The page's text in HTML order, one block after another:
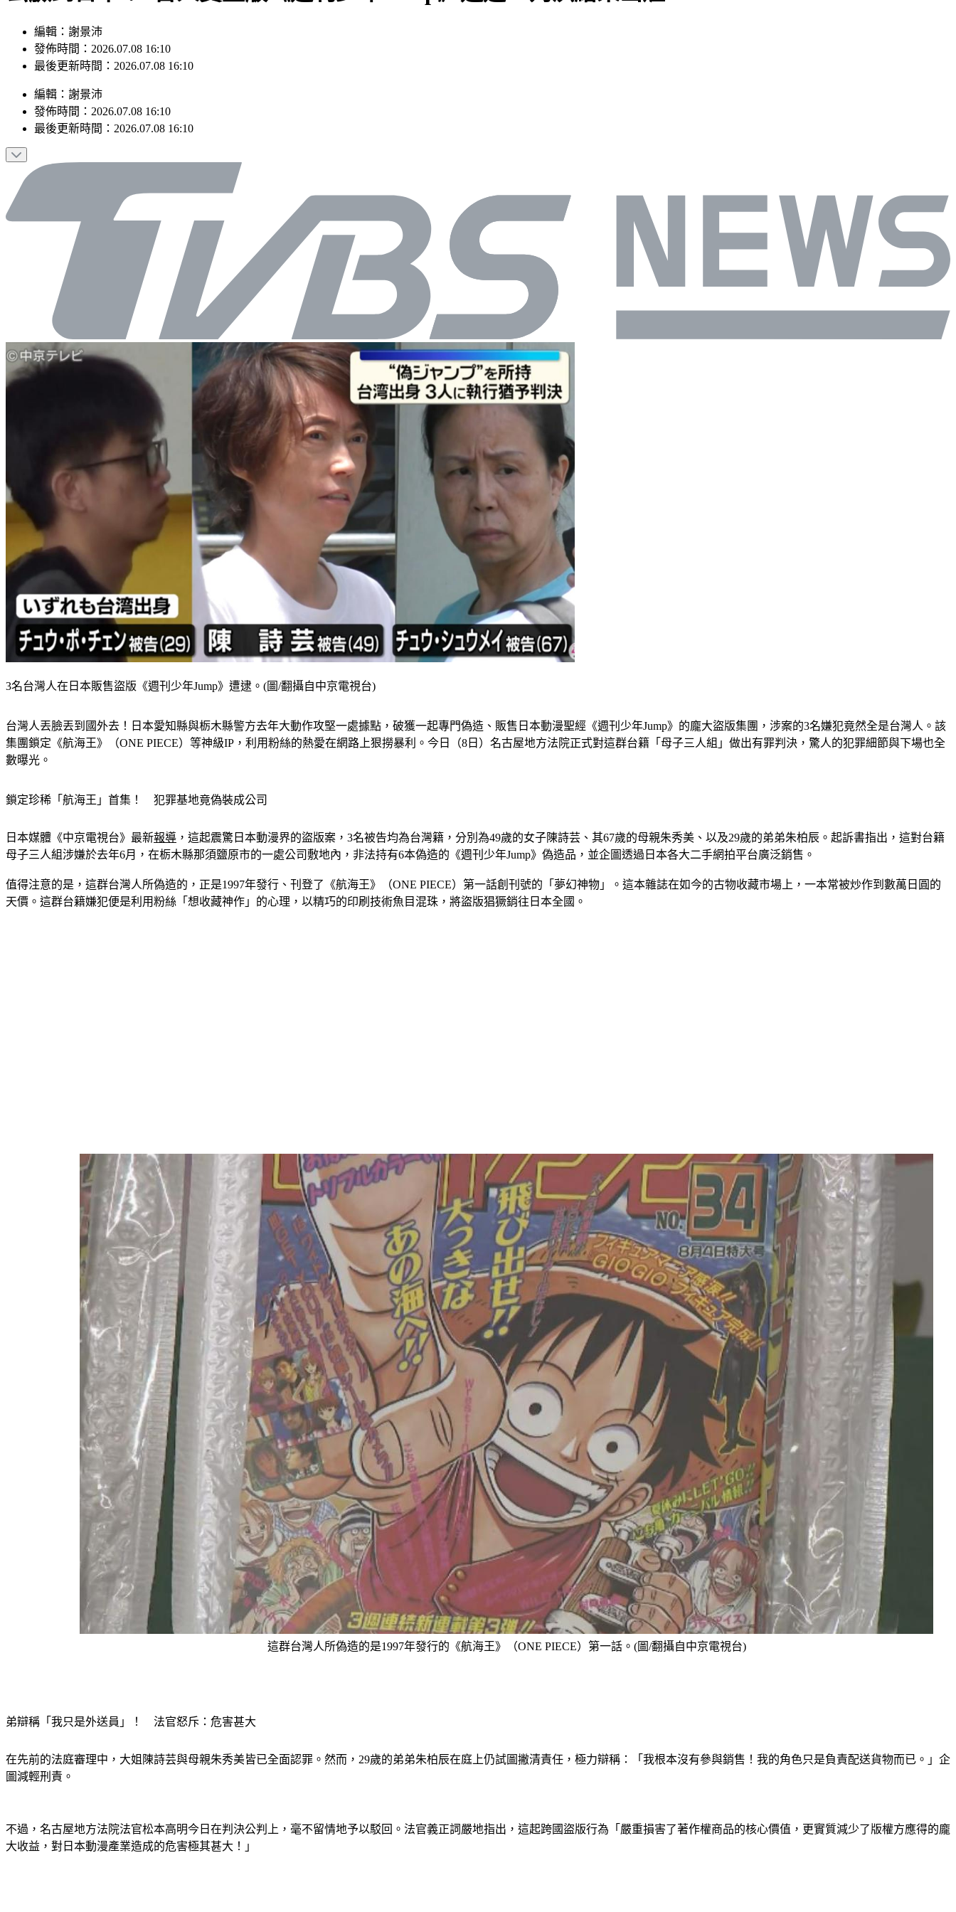
編輯：謝景沛
發佈時間：2026.07.08 16:10
最後更新時間：2026.07.08 16:10
編輯 ： 謝景沛
發佈時間： 2026.07.08 16:10
最後更新時間： 2026.07.08 16:10
3名台灣人在日本販售盜版《週刊少年Jump》遭逮。(圖/翻攝自中京電視台)
台灣人丟臉丟到國外去！日本愛知縣與栃木縣警方去年大動作攻堅一處據點，破獲一起專門偽造、販售日本動漫聖經《週刊少年Jump》的龐大盜版集團，涉案的3名嫌犯竟然全是台灣人。該
集團鎖定《航海王》（ONE PIECE）等神級IP，利用粉絲的熱愛在網路上狠撈暴利。今日（8日）名古屋地方法院正式對這群台籍「母子三人組」做出有罪判決，驚人的犯罪細節與下場也全
數曝光。
鎖定珍稀「航海王」首集！　犯罪基地竟偽裝成公司
日本媒體《中京電視台》最新報導 ，這起震驚日本動漫界的盜版案，3名被告均為台灣籍，分別為49歲的女子陳詩芸、其67歲的母親朱秀美、以及29歲的弟弟朱柏辰。起訴書指出，這對台籍
母子三人組涉嫌於去年6月，在栃木縣那須鹽原市的一處公司敷地內，非法持有6本偽造的《週刊少年Jump》偽造品，並企圖透過日本各大二手網拍平台廣泛銷售。
值得注意的是，這群台灣人所偽造的，正是1997年發行、刊登了《航海王》（ONE PIECE）第一話創刊號的「夢幻神物」。這本雜誌在如今的古物收藏市場上，一本常被炒作到數萬日圓的
天價。這群台籍嫌犯便是利用粉絲「想收藏神作」的心理，以精巧的印刷技術魚目混珠，將盜版猖獗銷往日本全國。
這群台灣人所偽造的是1997年發行的《航海王》（ONE PIECE）第一話。(圖/翻攝自中京電視台)
弟辯稱「我只是外送員」！　法官怒斥：危害甚大
在先前的法庭審理中，大姐陳詩芸與母親朱秀美皆已全面認罪。然而，29歲的弟弟朱柏辰在庭上仍試圖撇清責任，極力辯稱：「我根本沒有參與銷售！我的角色只是負責配送貨物而已。」企
圖減輕刑責。
不過，名古屋地方法院法官松本高明今日在判決公判上，毫不留情地予以駁回。法官義正詞嚴地指出，這起跨國盜版行為「嚴重損害了著作權商品的核心價值，更實質減少了版權方應得的龐
大收益，對日本動漫產業造成的危害極其甚大！」